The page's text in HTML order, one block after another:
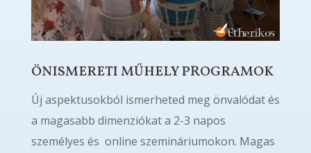
ÖNISMERETI MŰHELY PROGRAMOK
Új aspektusokból ismerheted meg önvalódat és
a magasabb dimenziókat a 2-3 napos
személyes és online szemináriumokon. Magas